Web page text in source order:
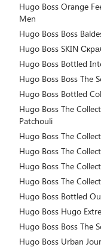
Hugo Boss Orange
Men
Hugo Boss Boss
Hugo Boss SKIN
Hugo Boss Bottled
Hugo Boss Boss The
Hugo Boss Bottled
Hugo Boss The
Patchouli
Hugo Boss The
Hugo Boss The
Hugo Boss The
Hugo Boss The
Hugo Boss Bottled
Hugo Boss Hugo
Hugo Boss Boss The
Hugo Boss Urban